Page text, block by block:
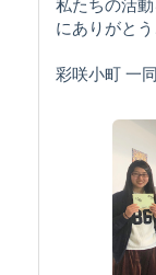
私たちの活
にありがと
彩咲小町 一同